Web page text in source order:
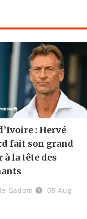
: Hervé
fait son grand
à la tête des
Gadom
05 Aug